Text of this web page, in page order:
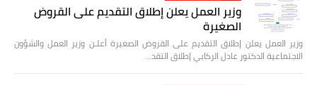
وزير العمل يعلن إطلاق التقديم على القروض
الصغيرة
وزير العمل يعلن إطلاق التقديم على القروض الصغيرة أعلـن وزير العمل والشؤون
الاجتماعية الدكتور عادل الركابي إطلاق التقد…